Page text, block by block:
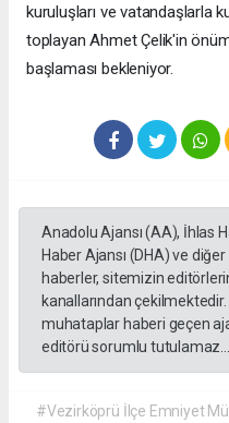
kuruluşları ve vatandaşlarla
toplayan Ahmet Çelik'in
başlaması bekleniyor.
Anadolu Ajansı (AA), İhlas
Haber Ajansı (DHA) ve
haberler, sitemizin
kanallarından
muhataplar haberi geçen
editörü sorumlu tutulamaz...
#Vezirköprü İlçe Emniyet